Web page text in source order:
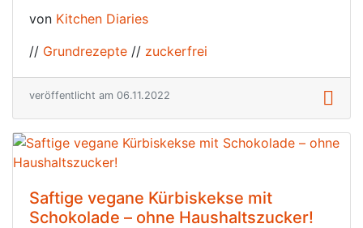
von Kitchen Diaries
// Grundrezepte // zuckerfrei
veröffentlicht am 06.11.2022
Saftige vegane Kürbiskekse mit
Schokolade – ohne Haushaltszucker!